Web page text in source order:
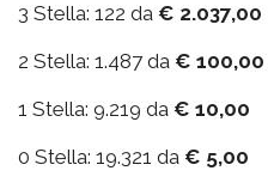
3 Stella: 122 da € 2.037,00
2 Stella: 1.487 da € 100,00
1 Stella: 9.219 da € 10,00
0 Stella: 19.321 da € 5,00